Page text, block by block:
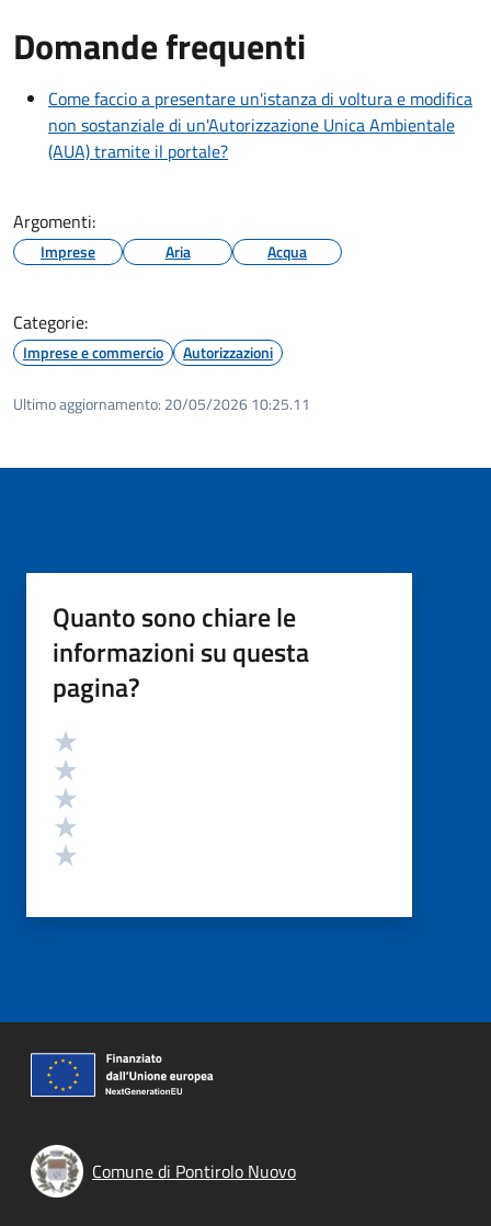
Domande frequenti
Come faccio a presentare un'istanza di voltura e modifica
non sostanziale di un'Autorizzazione Unica Ambientale
(AUA) tramite il portale?
Argomenti:
Imprese Aria Acqua
Categorie:
Imprese e commercio Autorizzazioni
Ultimo aggiornamento: 20/05/2026 10:25.11
Quanto sono chiare le
informazioni su questa
pagina?
Valutazione
Comune di Pontirolo Nuovo